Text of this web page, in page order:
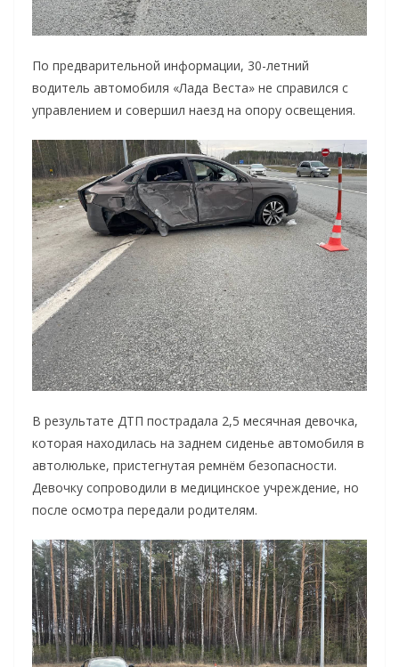
По предварительной информации, 30-летний
водитель автомобиля «Лада Веста» не справился с
управлением и совершил наезд на опору освещения.
В результате ДТП пострадала 2,5 месячная девочка,
которая находилась на заднем сиденье автомобиля в
автолюльке, пристегнутая ремнём безопасности.
Девочку сопроводили в медицинское учреждение, но
после осмотра передали родителям.